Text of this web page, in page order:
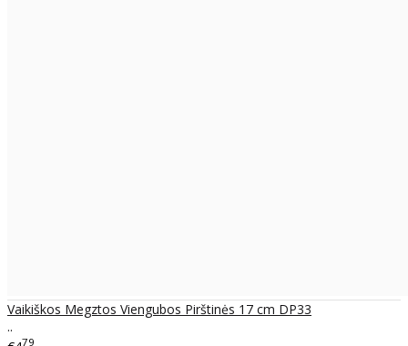
Vaikiškos Megztos Viengubos Pirštinės 17 cm DP33
..
79